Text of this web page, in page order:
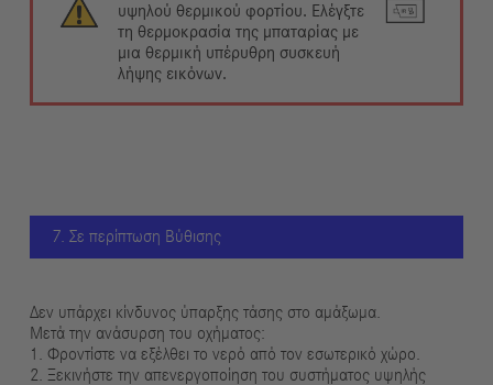
υψηλού θερμικού φορτίου. Ελέγξτε
τη θερμοκρασία της μπαταρίας με
μια θερμική υπέρυθρη συσκευή
λήψης εικόνων.
7. Σε περίπτωση Βύθισης
Δεν υπάρχει κίνδυνος ύπαρξης τάσης στο αμάξωμα.
Μετά την ανάσυρση του οχήματος:
1. Φροντίστε να εξέλθει το νερό από τον εσωτερικό χώρο.
2. Ξεκινήστε την απενεργοποίηση του συστήματος υψηλής